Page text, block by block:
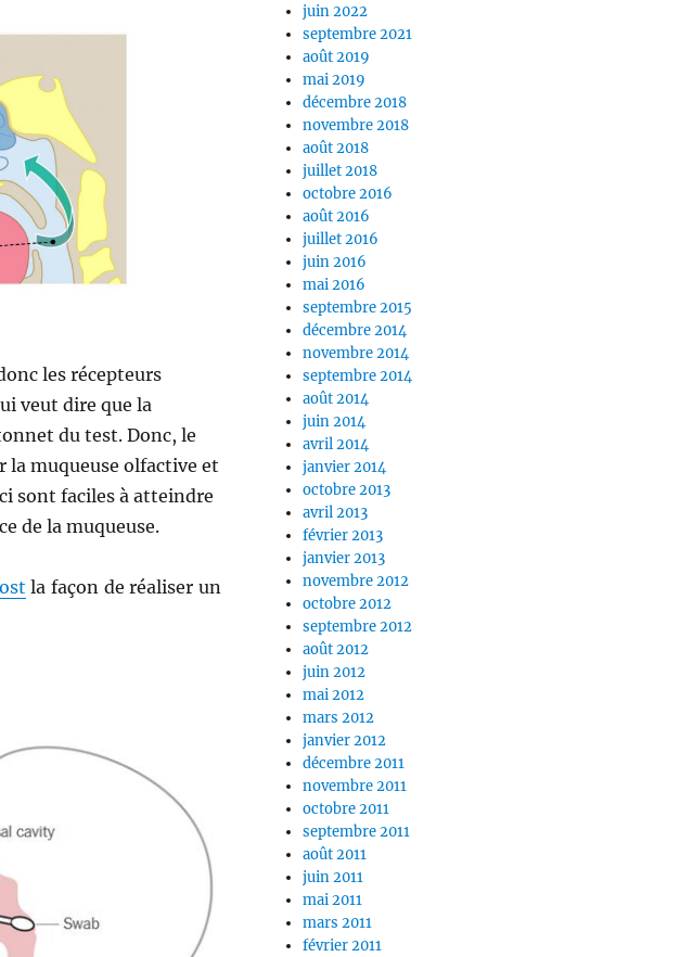
les récepteurs
veut dire que la
du test. Donc, le
muqueuse olfactive et
sont faciles à atteindre
de la muqueuse.
la façon de réaliser un
juin 2022
septembre 2021
août 2019
mai 2019
décembre 2018
novembre 2018
août 2018
juillet 2018
octobre 2016
août 2016
juillet 2016
juin 2016
mai 2016
septembre 2015
décembre 2014
novembre 2014
septembre 2014
août 2014
juin 2014
avril 2014
janvier 2014
octobre 2013
avril 2013
février 2013
janvier 2013
novembre 2012
octobre 2012
septembre 2012
août 2012
juin 2012
mai 2012
mars 2012
janvier 2012
décembre 2011
novembre 2011
octobre 2011
septembre 2011
août 2011
juin 2011
mai 2011
mars 2011
février 2011